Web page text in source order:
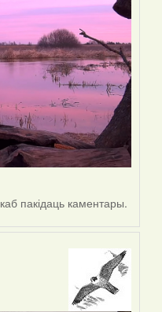
каб пакідаць каментары.